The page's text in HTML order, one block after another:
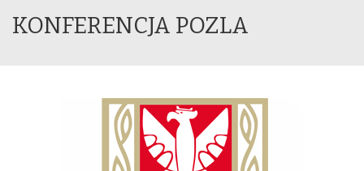
KONFERENCJA POZLA